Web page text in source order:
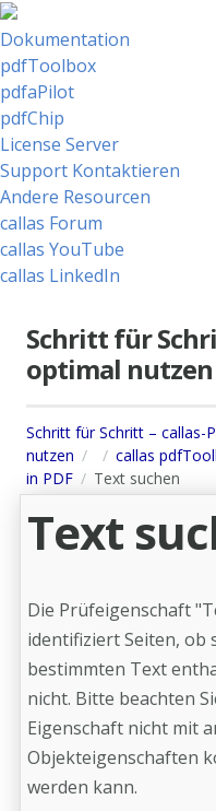
Dokumentation
pdfToolbox
pdfaPilot
pdfChip
License Server
Support Kontaktieren
Andere Resourcen
callas Forum
callas YouTube
callas LinkedIn
Schritt für
optimal nutzen
Schritt für Schritt – callas-
nutzen
callas
in PDF
Text suchen
Text
Die Prüfeigenschaft
identifiziert Seiten, ob
bestimmten Text
nicht. Bitte beachten
Eigenschaft nicht mit
Objekteigenschaften
werden kann.